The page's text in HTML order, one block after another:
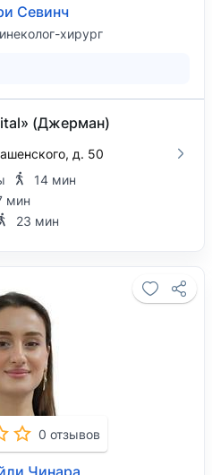
Севинч
хирург
(Джерман)
д. 50
14 мин
мин
23 мин
0 отзывов
Чинара